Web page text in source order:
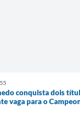
conquista dois
vaga para o